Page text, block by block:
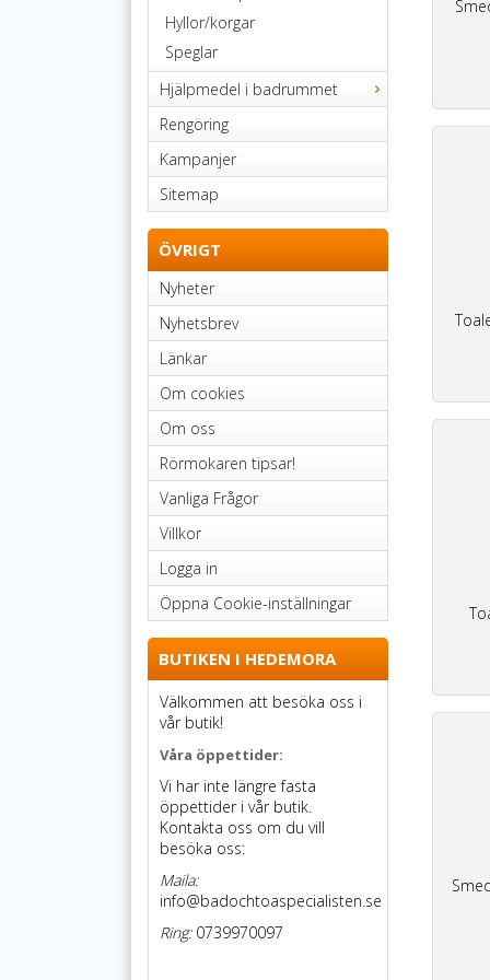
Hyllor/korgar
Speglar
Hjälpmedel i badrummet
Rengöring
Kampanjer
Sitemap
ÖVRIGT
Nyheter
Nyhetsbrev
Länkar
Om cookies
Om oss
Rörmokaren tipsar!
Vanliga Frågor
Villkor
Logga in
Öppna Cookie-inställningar
BUTIKEN I HEDEMORA
Välkommen att besöka oss i
vår butik!
Våra öppettider:
Vi har inte längre fasta
öppettider i vår butik.
Kontakta oss om du vill
besöka oss:
Maila:
info@badochtoaspecialisten.se
Ring:0739970097